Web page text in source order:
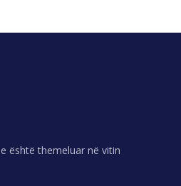
është themeluar në vitin